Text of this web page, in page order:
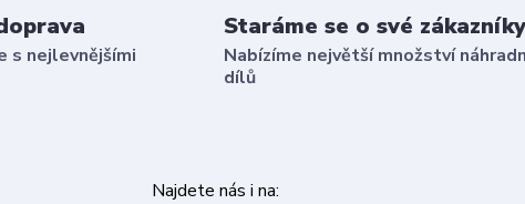
s nejlevnějšími
Staráme se o své
Nabízíme největší množství
dílů
Najdete nás i na: